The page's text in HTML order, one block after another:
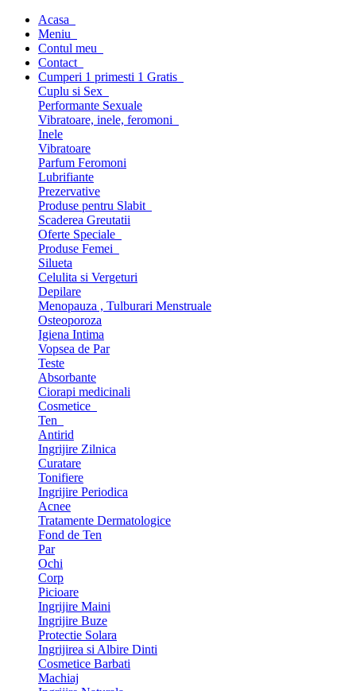
Acasa
Meniu
Contul meu
Contact
Cumperi 1 primesti 1 Gratis
Cuplu si Sex
Performante Sexuale
Vibratoare, inele, feromoni
Inele
Vibratoare
Parfum Feromoni
Lubrifiante
Prezervative
Produse pentru Slabit
Scaderea Greutatii
Oferte Speciale
Produse Femei
Silueta
Celulita si Vergeturi
Depilare
Menopauza , Tulburari Menstruale
Osteoporoza
Igiena Intima
Vopsea de Par
Teste
Absorbante
Ciorapi medicinali
Cosmetice
Ten
Antirid
Ingrijire Zilnica
Curatare
Tonifiere
Ingrijire Periodica
Acnee
Tratamente Dermatologice
Fond de Ten
Par
Ochi
Corp
Picioare
Ingrijire Maini
Ingrijire Buze
Protectie Solara
Ingrijirea si Albire Dinti
Cosmetice Barbati
Machiaj